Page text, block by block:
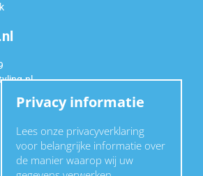
Privacy informatie
Lees onze privacyverklaring
voor belangrijke informatie over
de manier waarop wij uw